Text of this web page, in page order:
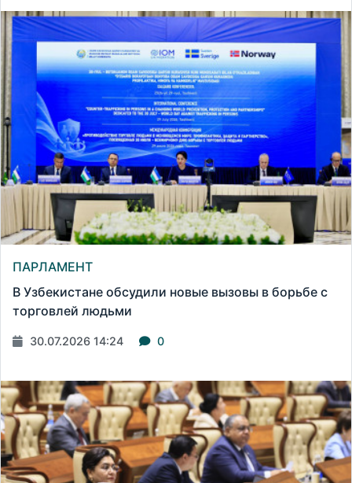
ПАРЛАМЕНТ
В Узбекистане обсудили новые вызовы в борьбе с
торговлей людьми
30.07.2026 14:24 0